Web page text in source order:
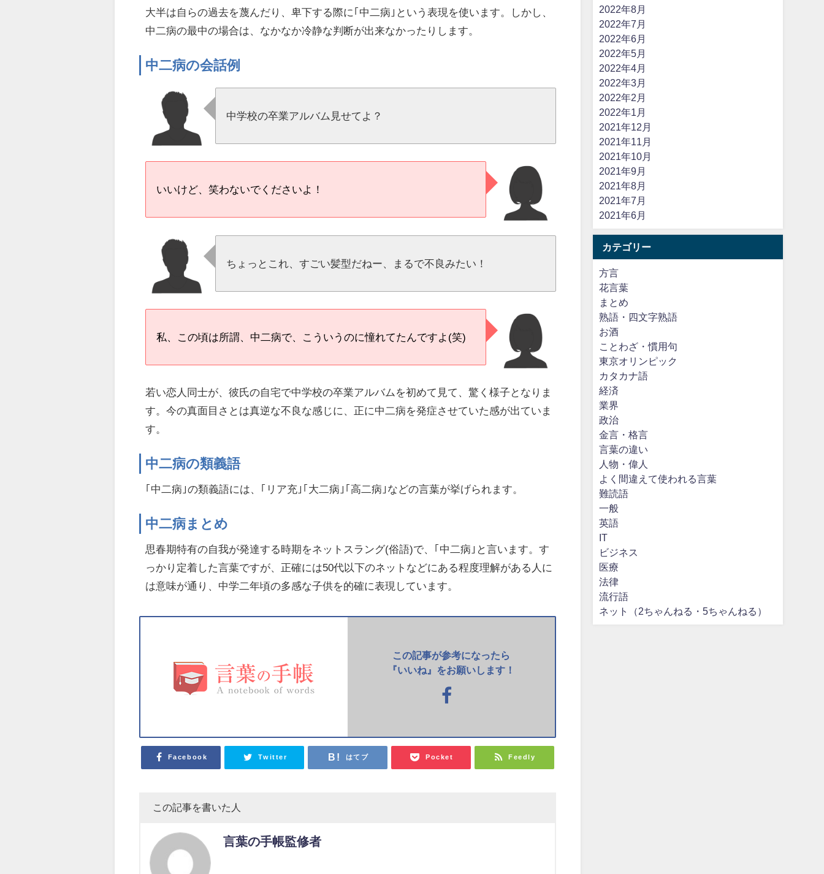
大半は自らの過去を蔑んだり、卑下する際に｢中二病｣という表現を使います。しかし、
中二病の最中の場合は、なかなか冷静な判断が出来なかったりします。
中二病の会話例
中学校の卒業アルバム見せてよ？
いいけど、笑わないでくださいよ！
ちょっとこれ、すごい髪型だねー、まるで不良みたい！
私、この頃は所謂、中二病で、こういうのに憧れてたんですよ(笑)
若い恋人同士が、彼氏の自宅で中学校の卒業アルバムを初めて見て、驚く様子となりま
す。今の真面目さとは真逆な不良な感じに、正に中二病を発症させていた感が出ていま
す。
中二病の類義語
｢中二病｣の類義語には、｢リア充｣｢大二病｣｢高二病｣などの言葉が挙げられます。
中二病まとめ
思春期特有の自我が発達する時期をネットスラング(俗語)で、｢中二病｣と言います。す
っかり定着した言葉ですが、正確には50代以下のネットなどにある程度理解がある人に
は意味が通り、中学二年頃の多感な子供を的確に表現しています。
この記事が参考になったら
『いいね』をお願いします！
Facebook Twitter はてブ Pocket Feedly
この記事を書いた人
言葉の手帳監修者
2022年8月
2022年7月
2022年6月
2022年5月
2022年4月
2022年3月
2022年2月
2022年1月
2021年12月
2021年11月
2021年10月
2021年9月
2021年8月
2021年7月
2021年6月
カテゴリー
方言
花言葉
まとめ
熟語・四文字熟語
お酒
ことわざ・慣用句
東京オリンピック
カタカナ語
経済
業界
政治
金言・格言
言葉の違い
人物・偉人
よく間違えて使われる言葉
難読語
一般
英語
IT
ビジネス
医療
法律
流行語
ネット（2ちゃんねる・5ちゃんねる）